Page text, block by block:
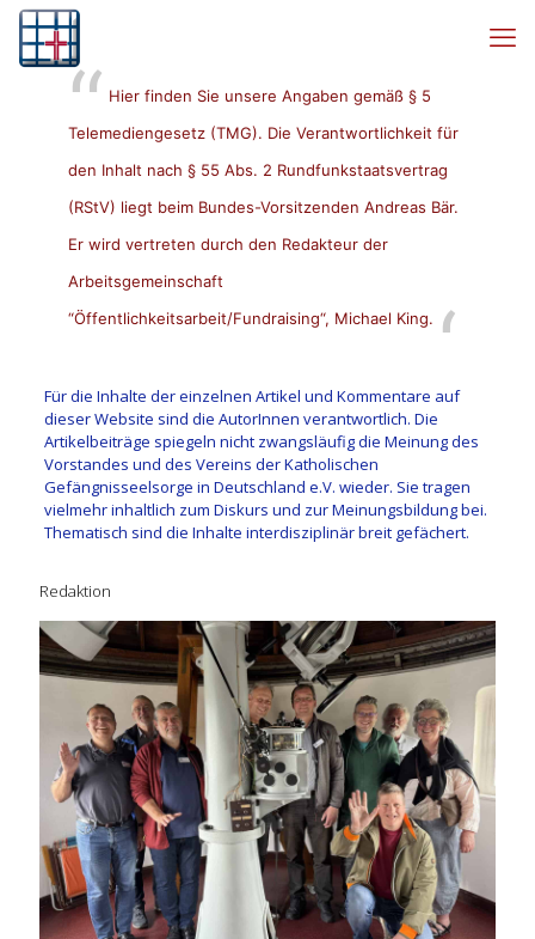
Hier finden Sie unsere Angaben gemäß § 5
Telemediengesetz (TMG). Die Verantwortlichkeit für
den Inhalt nach § 55 Abs. 2 Rundfunkstaatsvertrag
(RStV) liegt beim Bundes-Vorsitzenden Andreas Bär.
Er wird vertreten durch den Redakteur der
Arbeitsgemeinschaft
“Öffentlichkeitsarbeit/Fundraising“, Michael King.
Für die Inhalte der einzelnen Artikel und Kommentare auf
dieser Website sind die AutorInnen verantwortlich. Die
Artikelbeiträge spiegeln nicht zwangsläufig die Meinung des
Vorstandes und des Vereins der Katholischen
Gefängnisseelsorge in Deutschland e.V. wieder. Sie tragen
vielmehr inhaltlich zum Diskurs und zur Meinungsbildung bei.
Thematisch sind die Inhalte interdisziplinär breit gefächert.
Redaktion